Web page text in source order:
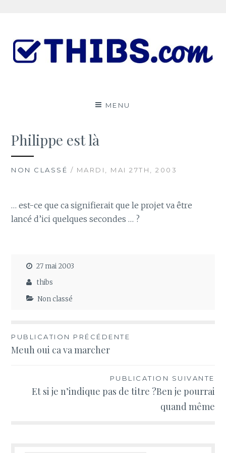
contenu
MENU
Philippe est là
NON CLASSÉ / MARDI, MAI 27TH, 2003
… est-ce que ca signifierait que le projet va être
lancé d’ici quelques secondes … ?
27 mai 2003
thibs
Non classé
Navigation
de
PUBLICATION PRÉCÉDENTE
Meuh oui ca va marcher
PUBLICATION SUIVANTE
Et si je n’indique pas de titre ?Ben je pourrai
quand même